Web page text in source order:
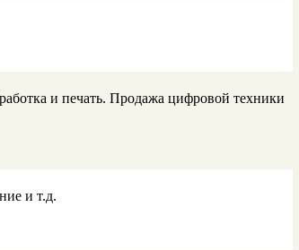
и печать. Продажа цифровой техники
и т.д.